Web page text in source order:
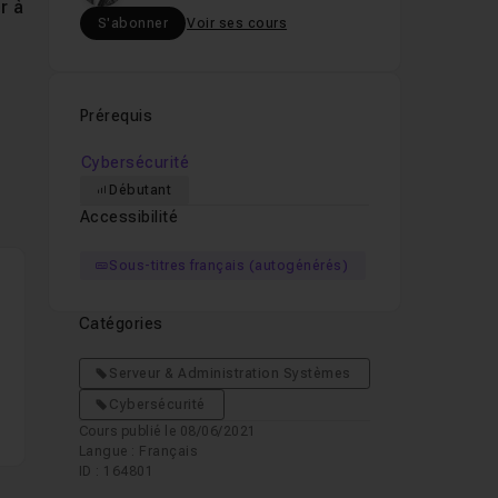
à
S'abonner Voir ses cours
Prérequis
Cybersécurité
Débutant
Accessibilité
Sous-titres français (autogénérés)
Catégories
Serveur & Administration Systèmes
Cybersécurité
Cours publié le 08/06/2021
Langue : Français
ID : 164801